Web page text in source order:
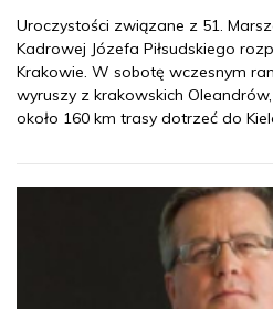
Uroczystości związane z 51.
Kadrowej Józefa Piłsudskiego
Krakowie. W sobotę wczesnym
wyruszy z krakowskich
około 160 km trasy dotrzeć do